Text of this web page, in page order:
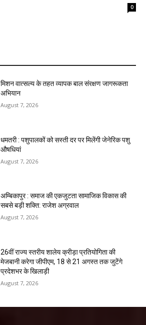
0
मिशन वात्सल्य के तहत व्यापक बाल संरक्षण जागरूकता
अभियान
August 7, 2026
धमतरी : पशुपालकों को सस्ती दर पर मिलेंगी जेनेरिक पशु
औषधियां
August 7, 2026
अम्बिकापुर : समाज की एकजुटता सामाजिक विकास की
सबसे बड़ी शक्ति: राजेश अग्रवाल
August 7, 2026
26वीं राज्य स्तरीय शालेय क्रीड़ा प्रतियोगिता की
मेजबानी करेगा जीपीएम, 18 से 21 अगस्त तक जुटेंगे
प्रदेशभर के खिलाड़ी
August 7, 2026